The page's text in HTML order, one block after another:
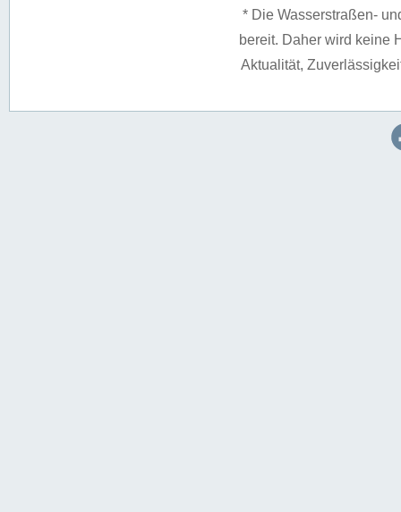
* Die Wasserstraßen-
bereit. Daher wird keine
Aktualität,